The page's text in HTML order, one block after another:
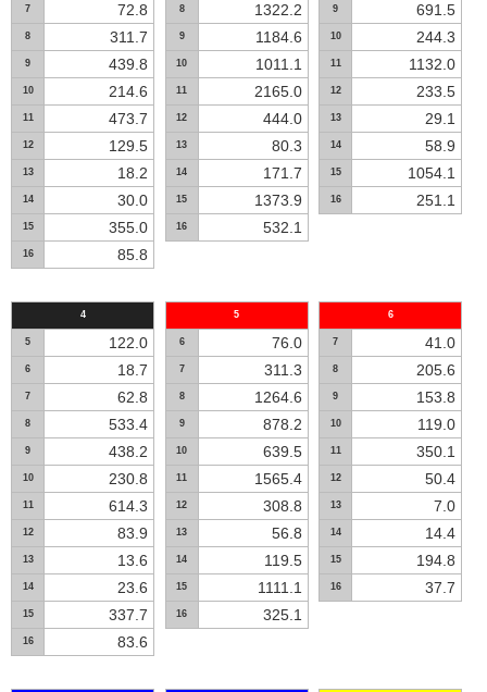
7 72.8
8 311.7
9 439.8
10 214.6
11 473.7
12 129.5
13 18.2
14 30.0
15 355.0
16 85.8
8 1322.2
9 1184.6
10 1011.1
11 2165.0
12 444.0
13 80.3
14 171.7
15 1373.9
16 532.1
9 691.5
10 244.3
11 1132.0
12 233.5
13 29.1
14 58.9
15 1054.1
16 251.1
4
5 122.0
6 18.7
7 62.8
8 533.4
9 438.2
10 230.8
11 614.3
12 83.9
13 13.6
14 23.6
15 337.7
16 83.6
5
6 76.0
7 311.3
8 1264.6
9 878.2
10 639.5
11 1565.4
12 308.8
13 56.8
14 119.5
15 1111.1
16 325.1
6
7 41.0
8 205.6
9 153.8
10 119.0
11 350.1
12 50.4
13 7.0
14 14.4
15 194.8
16 37.7